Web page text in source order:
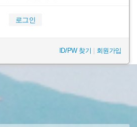
로그인
ID/PW 찾기 회원가입